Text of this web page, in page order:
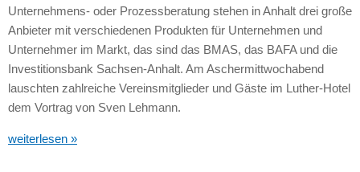
Unternehmens- oder Prozessberatung stehen in Anhalt drei große
Anbieter mit verschiedenen Produkten für Unternehmen und
Unternehmer im Markt, das sind das BMAS, das BAFA und die
Investitionsbank Sachsen-Anhalt. Am Aschermittwochabend
lauschten zahlreiche Vereinsmitglieder und Gäste im Luther-Hotel
dem Vortrag von Sven Lehmann.
weiterlesen »